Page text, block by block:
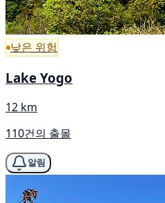
낮은 위험
Lake Yogo
12 km
110건의 출몰
알림